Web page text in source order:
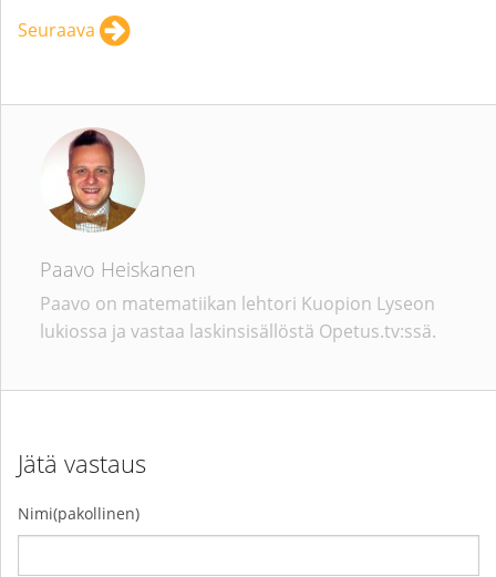
Seuraava
Paavo Heiskanen
Paavo on matematiikan lehtori Kuopion Lyseon
lukiossa ja vastaa laskinsisällöstä Opetus.tv:ssä.
Jätä vastaus
Nimi(pakollinen)